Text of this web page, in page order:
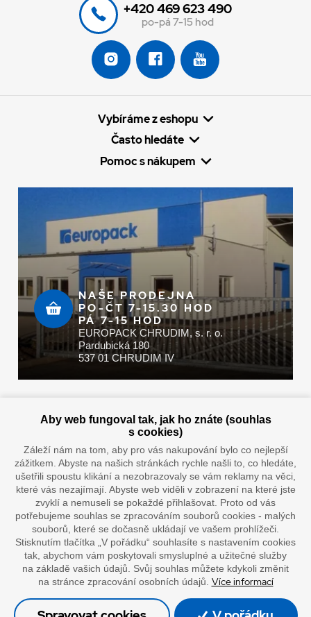
+420 469 623 490
po-pá 7-15 hod
Vybíráme z eshopu
Často hledáte
Pomoc s nákupem
NAŠE PRODEJNA
PO-ČT 7-15.30 HOD
PÁ 7-15 HOD
EUROPACK CHRUDIM, s. r. o.
Pardubická 180
537 01 CHRUDIM IV
Doprava vaším oblíbeným dopravcem
”Lepíme s jistotou”
Aby web fungoval tak, jak ho znáte (souhlas
s cookies)
Záleží nám na tom, aby pro vás nakupování bylo co nejlepší
zážitkem. Abyste na našich stránkách rychle našli to, co hledáte,
ušetřili spoustu klikání a nezobrazovaly se vám reklamy na věci,
které vás nezajímají. Abyste web viděli v zobrazení na které jste
zvyklí a nemuseli se pokaždé přihlašovat. Proto od vás
potřebujeme souhlas se zpracováním souborů cookies - malých
souborů, které se dočasně ukládají ve vašem prohlížeči.
Stisknutím tlačítka „V pořádku“ souhlasíte s nastavením cookies
tak, abychom vám poskytovali smysluplné a užitečné služby
na základě vašich údajů. Svůj souhlas můžete kdykoli změnit
na stránce zpracování osobních údajů. Více informací